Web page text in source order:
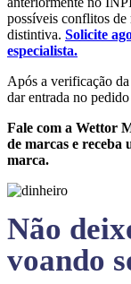
possíveis conflitos de
distintiva. Solicite
especialista.
Após a verificação
dar entrada no
Fale com a Wettor
de marcas e receba
marca.
Não
voando